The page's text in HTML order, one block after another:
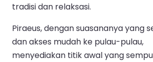
tradisi dan relaksasi.
Piraeus, dengan suasananya yang
dan akses mudah ke pulau-pulau,
menyediakan titik awal yang